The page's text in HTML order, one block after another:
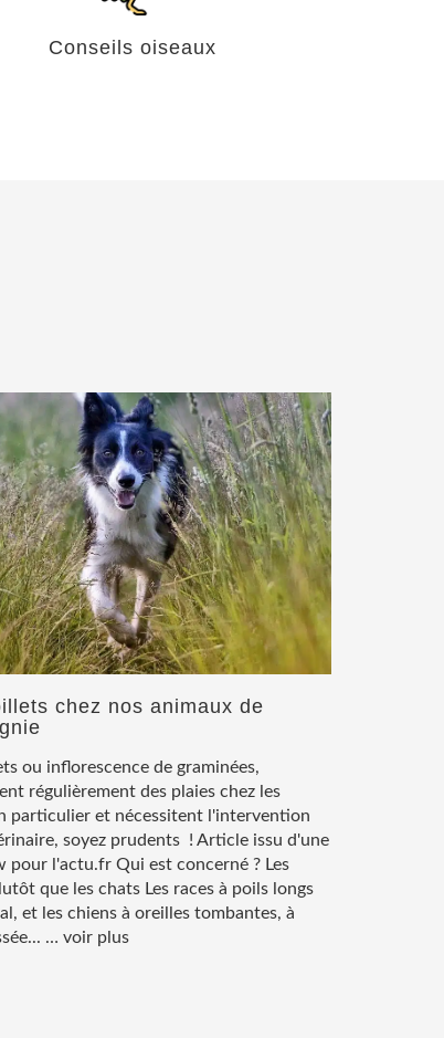
Conseils oiseaux
chez nos animaux de
ou inflorescence de graminées,
régulièrement des plaies chez les
particulier et nécessitent l'intervention
soyez prudents ! Article issu d'une
pour l'actu.fr Qui est concerné ? Les
que les chats Les races à poils longs
et les chiens à oreilles tombantes, à
… voir plus